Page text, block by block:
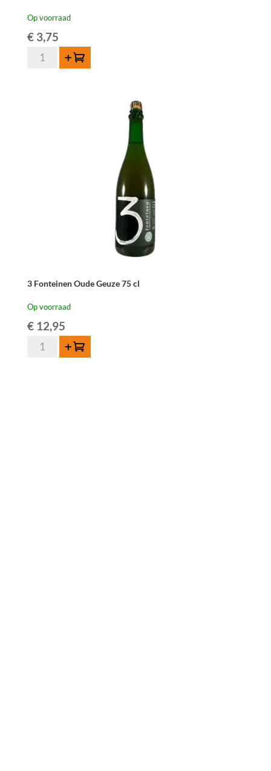
Op voorraad
€3,75
Moriau
Toevoegen
3 Fonteinen Oude Geuze 75 cl
Op voorraad
€12,95
Fonteinen
Toevoegen